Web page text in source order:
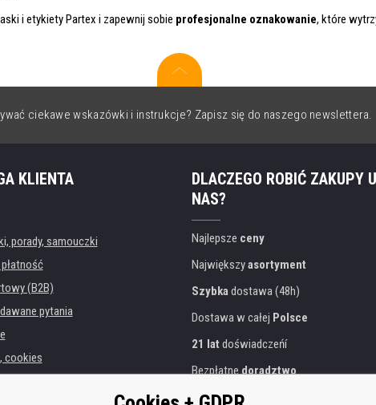
i etykiety Partex i zapewnij sobie profesjonalne oznakowanie, które
ciekawe wskazówki i instrukcje? Zapisz się do naszego newslettera.
KLIENTA
porady, samouczki
(B2B)
pytania
cookies
DLACZEGO ROBIĆ ZAKUPY U
NAS?
Najlepsze ceny
Największyasortyment
Szybka dostawa (48h)
Dostawa w całej Polsce
21 lat doświadczeńí
Bezpłatne doradztwo
Przyjazne podejście